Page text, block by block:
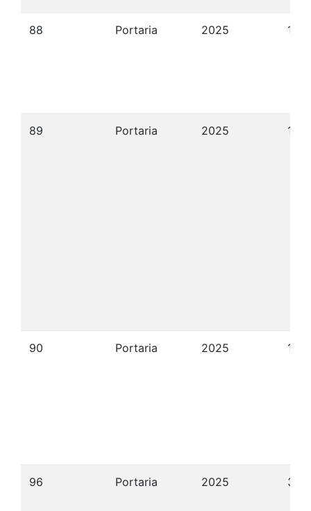
88 Portaria 2025 10/
89 Portaria 2025 10/
90 Portaria 2025 10/
96 Portaria 2025 30/